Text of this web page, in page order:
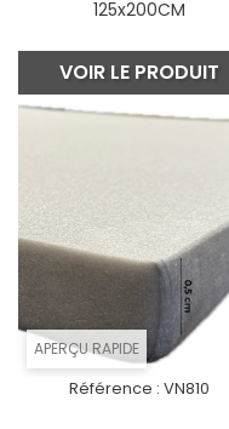
125x200CM
VOIR LE PRODUIT
APERÇU RAPIDE
Référence : VN810